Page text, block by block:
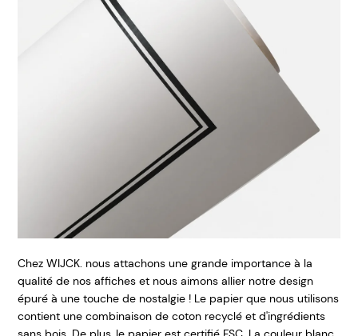
Chez WIJCK. nous attachons une grande importance à la
qualité de nos affiches et nous aimons allier notre design
épuré à une touche de nostalgie ! Le papier que nous utilisons
contient une combinaison de coton recyclé et d'ingrédients